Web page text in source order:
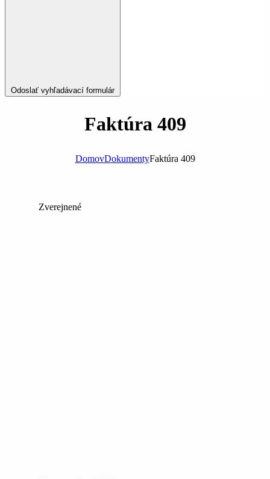
Odoslať vyhľadávací formulár
Faktúra 409
DomovDokumentyFaktúra 409
Zverejnené